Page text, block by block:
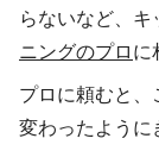
らないなど、キ
ニングのプロに
プロに頼むと
変わったように